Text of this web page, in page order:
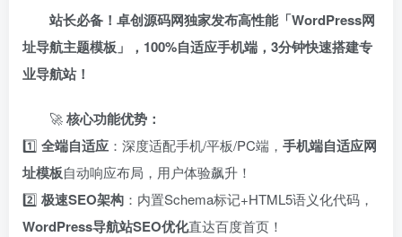
站长必备！卓创源码网独家发布高性能「WordPress网
址导航主题模板」，100%自适应手机端，3分钟快速搭建专
业导航站！​
🚀 ​核心功能优势：​
1️⃣ ​ 全端自适应 ：深度适配手机/平板/PC端，​ 手机端自适应网
址模板自动响应布局，用户体验飙升！
2️⃣ ​ 极速SEO架构 ：内置Schema标记+HTML5语义化代码，​
WordPress导航站SEO优化直达百度首页！